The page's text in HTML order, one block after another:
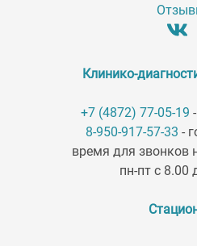
Клинико-
+7 (4872) 77-05-19
8-950-917-57-33 -
время для звонков
пн-пт с 8.00